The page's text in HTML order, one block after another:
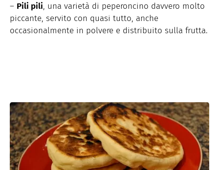
– Pili pili, una varietà di peperoncino davvero molto
piccante, servito con quasi tutto, anche
occasionalmente in polvere e distribuito sulla frutta.